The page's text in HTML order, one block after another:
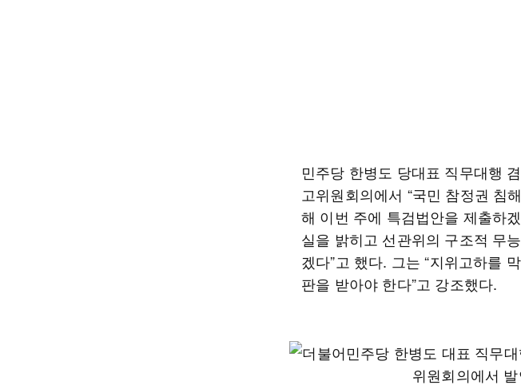
민주당 한병도 당대표 직무대행
고위원회의에서 “국민 참정권 침
해 이번 주에 특검법안을 제출하
실을 밝히고 선관위의 구조적 무
겠다”고 했다. 그는 “지위고하를
판을 받아야 한다”고 강조했다.